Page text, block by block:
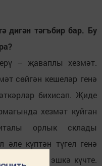
дигән тәгъбир бар. Бу
– җаваплы хезмәт.
сөйгән кешеләр генә
бихисап. Җиде
хезмәт куйган
орлык склады
күптән түгел генә
эшкә күчте.